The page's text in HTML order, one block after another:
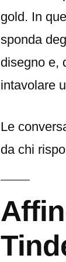
gold. In
sponda
disegno e,
intavolare
Le
da chi